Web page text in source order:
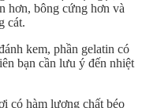
hơn, bông cứng hơn và
cát.
kem, phần gelatin có
bạn cần lưu ý đến nhiệt
có hàm lượng chất béo